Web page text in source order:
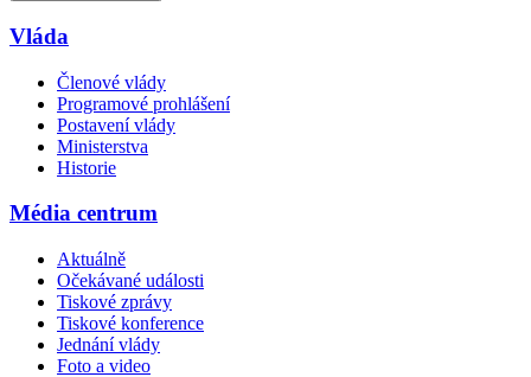
Vláda
Členové vlády
Programové prohlášení
Postavení vlády
Ministerstva
Historie
Média centrum
Aktuálně
Očekávané události
Tiskové zprávy
Tiskové konference
Jednání vlády
Foto a video